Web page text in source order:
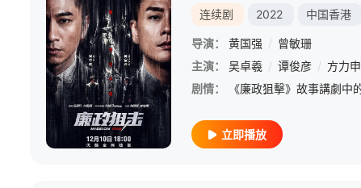
连续剧 2022 中国香港
导演： 黄国强 / 曾敏珊
主演：
吴卓羲 / 谭俊彦 / 方力申
剧情：
立即播放